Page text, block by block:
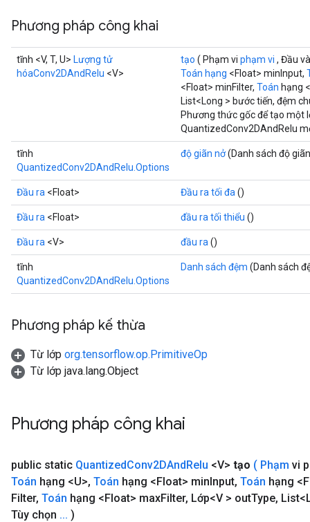
Phương pháp công khai
tĩnh <V, T, U> Lượng tử
hóaConv2DAndRelu <V>
tạo ( Phạm vi phạm vi , Đầu
Toán hạng <Float> minInput,
<Float> minFilter, Toán hạng
List<Long > bước tiến, đệm
Phương thức gốc để tạo một
QuantizedConv2DAndRelu
tĩnh
QuantizedConv2DAndRelu.Options
độ giãn nở(Danh sách độ
Đầu ra <Float> Đầu ra tối đa ()
Đầu ra <Float> đầu ra tối thiểu ()
Đầu ra <V> đầu ra ()
tĩnh
QuantizedConv2DAndRelu.Options
Danh sách đệm (Danh sách
Phương pháp kế thừa
Từ lớp org.tensorflow.op.PrimitiveOp
Từ lớp java.lang.Object
Phương pháp công khai
public static QuantizedConv2DAndRelu <V> tạo ( Phạm vi
Toán hạng <U>, Toán hạng <Float> minInput, Toán hạng
Filter, Toán hạng <Float> maxFilter, Lớp<V > outType,
Tùy chọn ... )